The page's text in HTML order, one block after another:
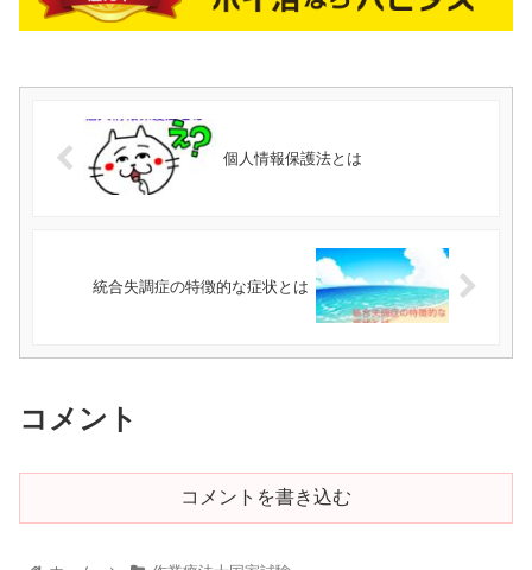
個人情報保護法とは
統合失調症の特徴的な症状とは
コメント
コメントを書き込む